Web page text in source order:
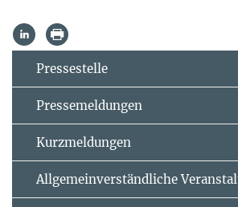
Pressestelle
Pressemeldungen
Kurzmeldungen
Allgemeinverständliche